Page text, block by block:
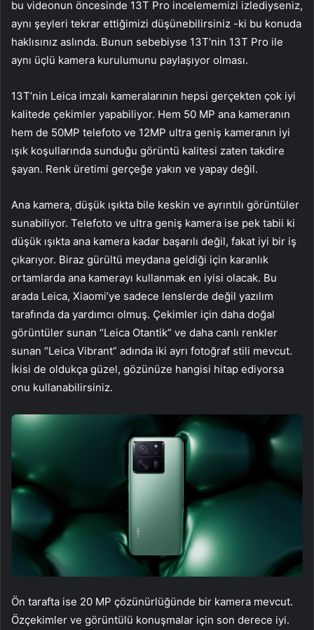
bu videonun öncesinde 13T Pro incelememizi izlediyseniz,
aynı şeyleri tekrar ettiğimizi düşünebilirsiniz -ki bu konuda
haklısınız aslında. Bunun sebebiyse 13T’nin 13T Pro ile
aynı üçlü kamera kurulumunu paylaşıyor olması.
13T’nin Leica imzalı kameralarının hepsi gerçekten çok iyi
kalitede çekimler yapabiliyor. Hem 50 MP ana kameranın
hem de 50MP telefoto ve 12MP ultra geniş kameranın iyi
ışık koşullarında sunduğu görüntü kalitesi zaten takdire
şayan. Renk üretimi gerçeğe yakın ve yapay değil.
Ana kamera, düşük ışıkta bile keskin ve ayrıntılı görüntüler
sunabiliyor. Telefoto ve ultra geniş kamera ise pek tabii ki
düşük ışıkta ana kamera kadar başarılı değil, fakat iyi bir iş
çıkarıyor. Biraz gürültü meydana geldiği için karanlık
ortamlarda ana kamerayı kullanmak en iyisi olacak. Bu
arada Leica, Xiaomi’ye sadece lenslerde değil yazılım
tarafında da yardımcı olmuş. Çekimler için daha doğal
görüntüler sunan “Leica Otantik” ve daha canlı renkler
sunan “Leica Vibrant” adında iki ayrı fotoğraf stili mevcut.
İkisi de oldukça güzel, gözünüze hangisi hitap ediyorsa
onu kullanabilirsiniz.
Ön tarafta ise 20 MP çözünürlüğünde bir kamera mevcut.
Özçekimler ve görüntülü konuşmalar için son derece iyi.